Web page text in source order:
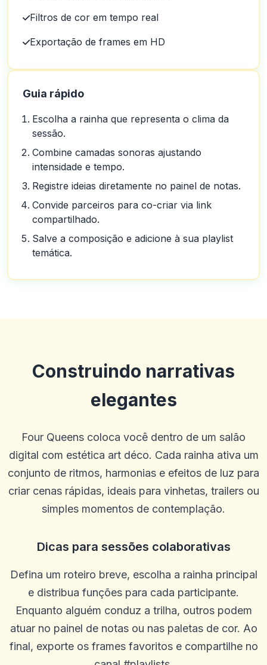
Filtros de cor em tempo real
Exportação de frames em HD
Guia rápido
Escolha a rainha que representa o clima da
sessão.
Combine camadas sonoras ajustando
intensidade e tempo.
Registre ideias diretamente no painel de notas.
Convide parceiros para co-criar via link
compartilhado.
Salve a composição e adicione à sua playlist
temática.
Construindo narrativas
elegantes
Four Queens coloca você dentro de um salão
digital com estética art déco. Cada rainha ativa um
conjunto de ritmos, harmonias e efeitos de luz para
criar cenas rápidas, ideais para vinhetas, trailers ou
simples momentos de contemplação.
Dicas para sessões colaborativas
Defina um roteiro breve, escolha a rainha principal
e distribua funções para cada participante.
Enquanto alguém conduz a trilha, outros podem
atuar no painel de notas ou nas paletas de cor. Ao
final, exporte os frames favoritos e compartilhe no
Bob Mahan
0
A
Annie Spencer
2025-10-15 07:14:11
Esta é uma ótima plataforma e atendimento ao cliente e justo e
m
2025-10-10 03:34:36
Gosto de todos os incentivos gratuitos que você dá, faz valer a